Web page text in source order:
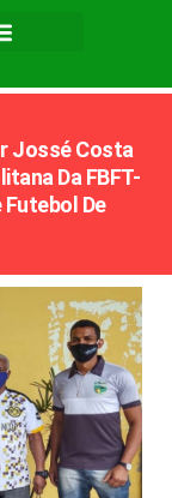
Jossé Costa
Da FBFT-
Futebol De